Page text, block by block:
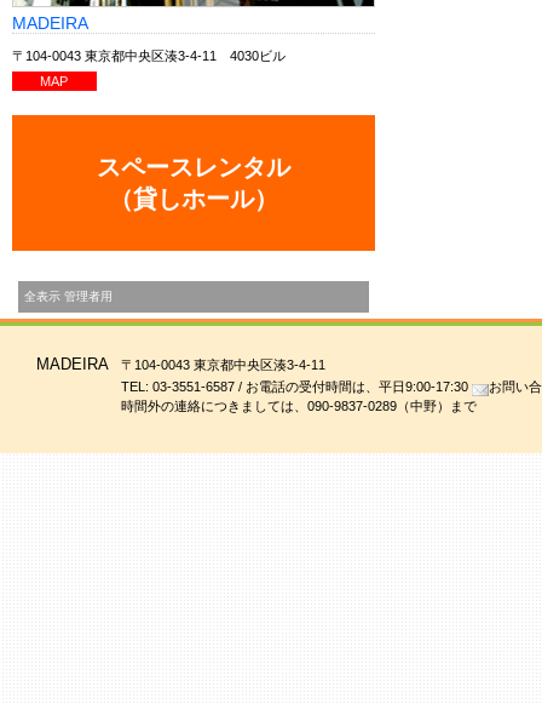
MADEIRA
〒104-0043 東京都中央区湊3-4-11 4030ビル
MAP
スペースレンタル
（貸しホール）
全表示 管理者用
MADEIRA
〒104-0043 東京都中央区湊3-4-11
TEL: 03-3551-6587 / お電話の受付時間は、平日9:00-17:30
お問い
時間外の連絡につきましては、090-9837-0289（中野）まで